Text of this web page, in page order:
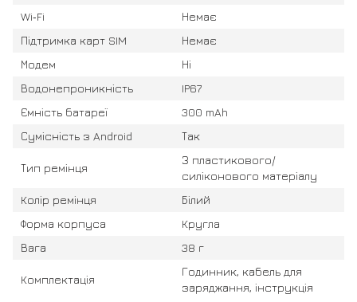
Wi‑Fi
Немає
Підтримка карт SIM
Немає
Модем
Ні
Водонепроникність
IP67
Ємність батареї
300 mAh
Сумісність з Android
Так
Тип ремінця
З пластикового/
силіконового матеріалу
Колір ремінця
Білий
Форма корпуса
Кругла
Вага
38 г
Комплектація
Годинник, кабель для
заряджання, інструкція